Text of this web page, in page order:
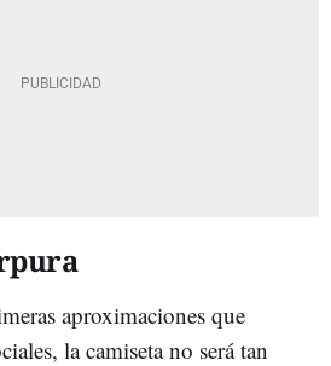
aproximaciones que
la camiseta no será tan